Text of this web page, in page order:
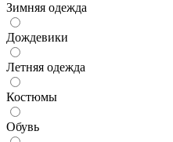
Зимняя одежда
Дождевики
Летняя одежда
Костюмы
Обувь